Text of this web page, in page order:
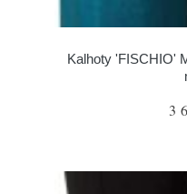
Kalhoty 'FISCHIO'
3